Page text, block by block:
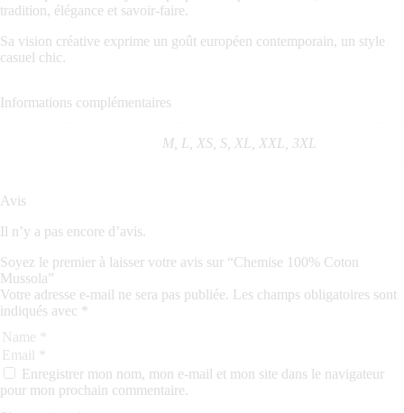
tradition, élégance et savoir-faire.
Sa vision créative exprime un goût européen contemporain, un style
casuel chic.
Informations complémentaires
M, L, XS, S, XL, XXL, 3XL
Avis
Il n’y a pas encore d’avis.
Soyez le premier à laisser votre avis sur “Chemise 100% Coton
Mussola”
Votre adresse e-mail ne sera pas publiée. Les champs obligatoires sont
indiqués avec *
Enregistrer mon nom, mon e-mail et mon site dans le navigateur
pour mon prochain commentaire.